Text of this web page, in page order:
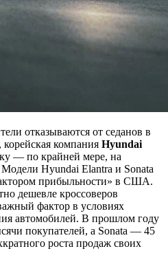
отказываются от седанов в
компания Hyundai
— по крайней мере, на
Hyundai Elantra и Sonata
прибыльности» в США.
дешевле кроссоверов
фактор в условиях
автомобилей. В прошлом году
покупателей, а Sonata — 45
роста продаж своих